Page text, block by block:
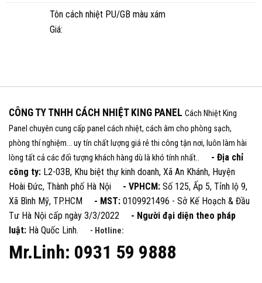
Tôn cách nhiệt PU/GB màu xám
Giá:
CÔNG TY TNHH CÁCH NHIỆT KING PANEL Cách Nhiệt King
Panel chuyên cung cấp panel cách nhiệt, cách âm cho phòng sạch,
phòng thí nghiệm... uy tín chất lượng giá rẻ thi công tận nơi, luôn làm hài
lòng tất cả các đối tượng khách hàng dù là khó tính nhất..
- Địa chỉ
công ty: L2-03B, Khu biệt thự kinh doanh, Xã An Khánh, Huyện
Hoài Đức, Thành phố Hà Nội - VPHCM: Số 125, Ấp 5, Tỉnh lộ 9,
Xã Bình Mỹ, TP.HCM - MST: 0109921496 - Sở Kế Hoạch & Đầu
Tư Hà Nội cấp ngày 3/3/2022 - Người đại diện theo pháp
luật: Hà Quốc Linh. - Hotline:
Mr.Linh: 0931 59 9888